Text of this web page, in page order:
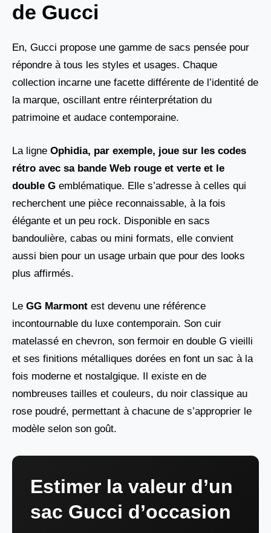
de Gucci
En, Gucci propose une gamme de sacs pensée pour
répondre à tous les styles et usages. Chaque
collection incarne une facette différente de l’identité de
la marque, oscillant entre réinterprétation du
patrimoine et audace contemporaine.
La ligne Ophidia, par exemple, joue sur les codes
rétro avec sa bande Web rouge et verte et le
double G emblématique. Elle s’adresse à celles qui
recherchent une pièce reconnaissable, à la fois
élégante et un peu rock. Disponible en sacs
bandoulière, cabas ou mini formats, elle convient
aussi bien pour un usage urbain que pour des looks
plus affirmés.
Le GG Marmont est devenu une référence
incontournable du luxe contemporain. Son cuir
matelassé en chevron, son fermoir en double G vieilli
et ses finitions métalliques dorées en font un sac à la
fois moderne et nostalgique. Il existe en de
nombreuses tailles et couleurs, du noir classique au
rose poudré, permettant à chacune de s’approprier le
modèle selon son goût.
Estimer la valeur d’un
sac Gucci d’occasion